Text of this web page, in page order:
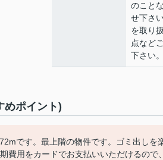
のこと
せ下さ
を取り
点など
下さい。
めポイント)
です。最上階の物件です。ゴミ出しを
費用をカードでお支払いいただけるので